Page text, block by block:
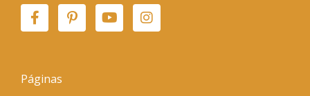
F
a
c
o
P
i
n
Y
o
u
I
n
s
Páginas